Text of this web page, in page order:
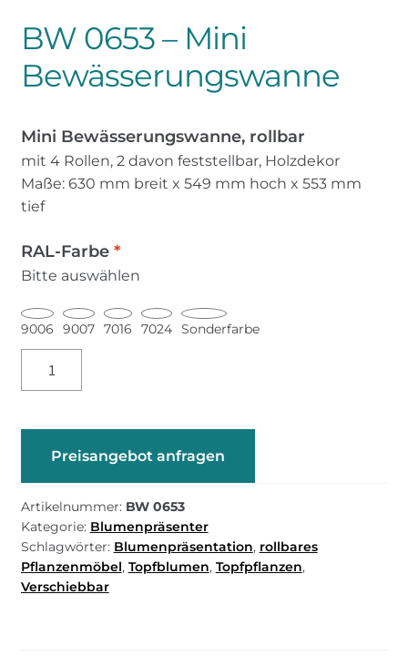
BW 0653 – Mini
Bewässerungswanne
Mini Bewässerungswanne, rollbar
mit 4 Rollen, 2 davon feststellbar, Holzdekor
Maße: 630 mm breit x 549 mm hoch x 553 mm
tief
RAL-Farbe *
Bitte auswählen
9006 9007 7016 7024 Sonderfarbe
Mini
Bewässerungswanne
Preisangebot anfragen
Artikelnummer: BW 0653
Kategorie: Blumenpräsenter
Schlagwörter: Blumenpräsentation, rollbares
Pflanzenmöbel, Topfblumen, Topfpflanzen,
Verschiebbar